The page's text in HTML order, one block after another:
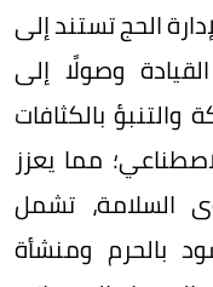
الحج تستند إلى
وصولًا إلى
بالكثافات
مما يعزز
السلامة، تشمل
بالحرم ومنشأة